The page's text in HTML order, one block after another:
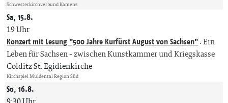
Schwesterkirchverbund Kamenz
Sa, 15.8.
19 Uhr
Konzert mit Lesung "500 Jahre Kurfürst August von Sachsen":Ein
Leben für Sachsen - zwischen Kunstkammer und Kriegskasse
Colditz St. Egidienkirche
Kirchspiel Muldental Region Süd
So, 16.8.